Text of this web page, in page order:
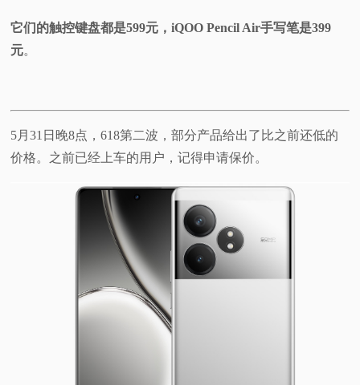
它们的触控键盘都是599元，iQOO Pencil Air手写笔是399
元。
5月31日晚8点，618第二波，部分产品给出了比之前还低的
价格。之前已经上车的用户，记得申请保价。